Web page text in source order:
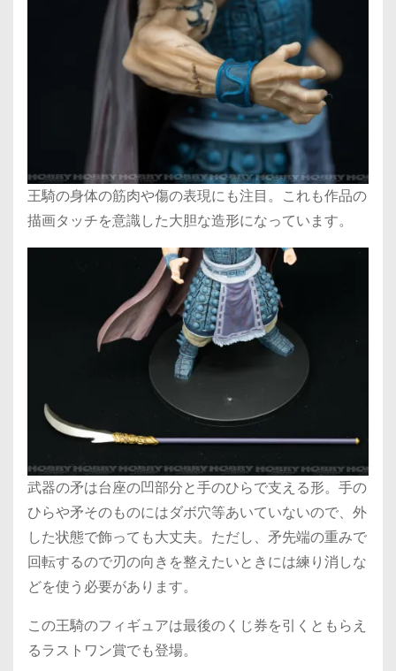
王騎の身体の筋肉や傷の表現にも注目。これも作品の
描画タッチを意識した大胆な造形になっています。
武器の矛は台座の凹部分と手のひらで支える形。手の
ひらや矛そのものにはダボ穴等あいていないので、外
した状態で飾っても大丈夫。ただし、矛先端の重みで
回転するので刃の向きを整えたいときには練り消しな
どを使う必要があります。
この王騎のフィギュアは最後のくじ券を引くともらえ
るラストワン賞でも登場。